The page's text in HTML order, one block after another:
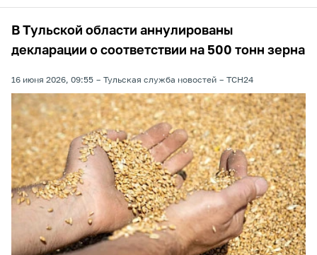
В Тульской области аннулированы
декларации о соответствии на 500 тонн зерна
16 июня 2026, 09:55 Тульская служба новостей ТСН24